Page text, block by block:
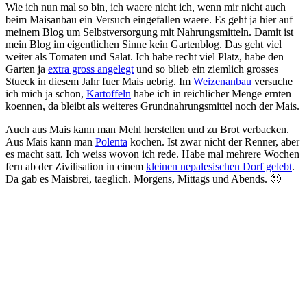
Wie ich nun mal so bin, ich waere nicht ich, wenn mir nicht auch
beim Maisanbau ein Versuch eingefallen waere. Es geht ja hier auf
meinem Blog um Selbstversorgung mit Nahrungsmitteln. Damit ist
mein Blog im eigentlichen Sinne kein Gartenblog. Das geht viel
weiter als Tomaten und Salat. Ich habe recht viel Platz, habe den
Garten ja extra gross angelegt und so blieb ein ziemlich grosses
Stueck in diesem Jahr fuer Mais uebrig. Im Weizenanbau versuche
ich mich ja schon, Kartoffeln habe ich in reichlicher Menge ernten
koennen, da bleibt als weiteres Grundnahrungsmittel noch der Mais.
Auch aus Mais kann man Mehl herstellen und zu Brot verbacken.
Aus Mais kann man Polenta kochen. Ist zwar nicht der Renner, aber
es macht satt. Ich weiss wovon ich rede. Habe mal mehrere Wochen
fern ab der Zivilisation in einem kleinen nepalesischen Dorf gelebt.
Da gab es Maisbrei, taeglich. Morgens, Mittags und Abends. 🙂